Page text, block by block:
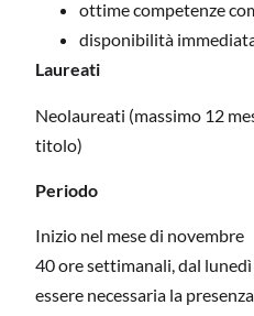
ottime competenze
disponibilità
Laureati
Neolaureati (massimo 12
titolo)
Periodo
Inizio nel mese di novembre
40 ore settimanali, dal
essere necessaria la